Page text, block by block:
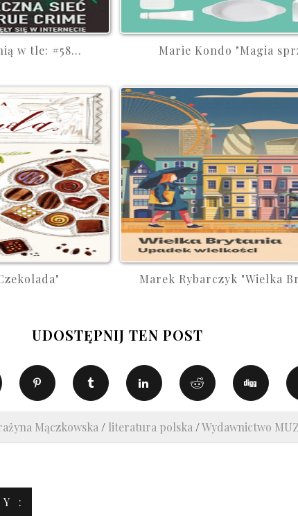
w tle: #58... Marie Kondo "Magia
Marek Rybarczyk "Wielka
UDOSTĘPNIJ TEN POST
Mączkowska / literatura polska /Wydawnictwo
: